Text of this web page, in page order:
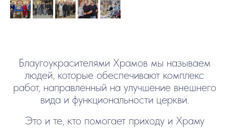
Блаугоукрасителями Храмов мы называем
людей, которые обеспечивают комплекс
работ, направленный на улучшение внешнего
вида и функциональности церкви.
Это и те, кто помогает приходу и Храму